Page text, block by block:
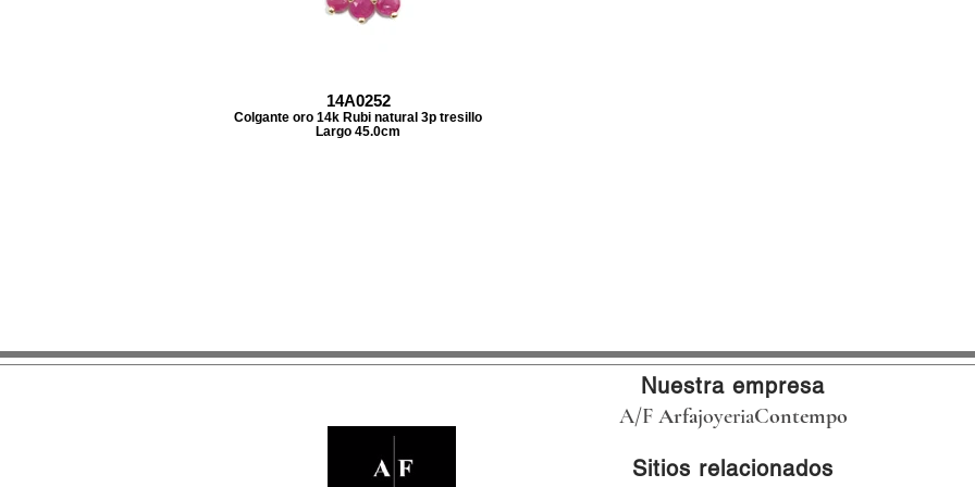
14A0252
Colgante oro 14k Rubi natural 3p tresillo
Largo 45.0cm
Nuestra empresa
A/F ArfajoyeriaContempo
Sitios relacionados